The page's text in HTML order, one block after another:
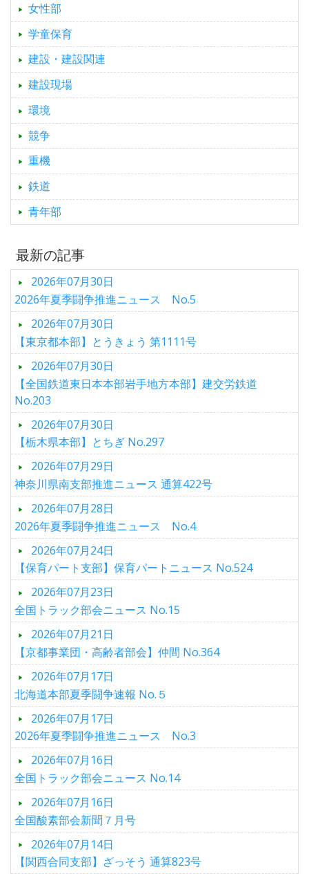
女性部
学童保育
建設・建設関連
建設現場
環境
競争
重機
鉄道
青年部
最新の記事
2026年07月30日
2026年夏季闘争推進ニュース No.5
2026年07月30日
【東京都本部】とうきょう 第1111号
2026年07月30日
【全国鉄道東日本本部岩手地方本部】建交労鉄道
No.203
2026年07月30日
【栃木県本部】とちぎ No.297
2026年07月29日
神奈川県南支部推進ニュース 通算422号
2026年07月28日
2026年夏季闘争推進ニュース No.4
2026年07月24日
【保育パート支部】保育パートニュース No.524
2026年07月23日
全国トラック部会ニュース No.15
2026年07月21日
【京都事業団・高齢者部会】仲間 No.364
2026年07月17日
北海道本部夏季闘争速報 No.５
2026年07月17日
2026年夏季闘争推進ニュース No.3
2026年07月16日
全国トラック部会ニュース No.14
2026年07月16日
全国酸素部会新聞７月号
2026年07月14日
【関西合同支部】ざっそう 通算823号